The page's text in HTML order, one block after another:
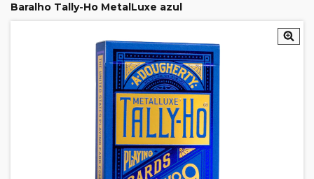
Baralho Tally-Ho MetalLuxe azul